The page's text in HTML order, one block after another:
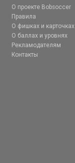
О проекте Bobsoccer
Правила
О фишках и карточках
О баллах и уровнях
Рекламодателям
Контакты